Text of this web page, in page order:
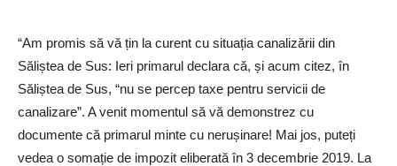
“Am promis să vă țin la curent cu situația canalizării din
Săliștea de Sus: Ieri primarul declara că, și acum citez, în
Săliștea de Sus, “nu se percep taxe pentru servicii de
canalizare”. A venit momentul să vă demonstrez cu
documente că primarul minte cu nerușinare! Mai jos, puteți
vedea o somație de impozit eliberată în 3 decembrie 2019. La